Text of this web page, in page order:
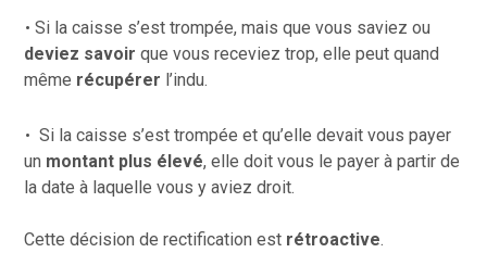
Si la caisse s’est trompée, mais que vous saviez ou
deviez savoir que vous receviez trop, elle peut quand
même récupérer l’indu.
Si la caisse s’est trompée et qu’elle devait vous payer
un montant plus élevé, elle doit vous le payer à partir de
la date à laquelle vous y aviez droit.
Cette décision de rectification est rétroactive.